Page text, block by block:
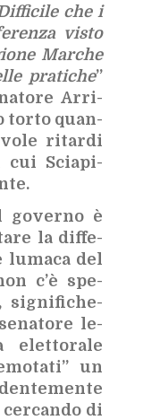
che i
vi­sto
Mar­che
pra­ti­che”
Ar­ri­
tor­to quan­
ri­tar­di
cui Scia­pi­
go­ver­no è
la dif­fe­
lu­ma­ca del
c’è spe­
si­gni­fi­che­
le­
elet­to­ra­le
un
di